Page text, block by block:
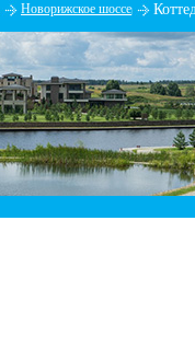
Новорижское шоссе